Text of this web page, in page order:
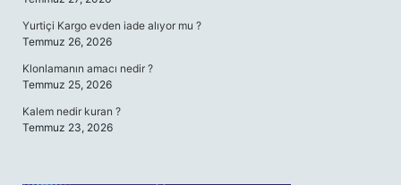
Yurtiçi Kargo evden iade alıyor mu ?
Temmuz 26, 2026
Klonlamanın amacı nedir ?
Temmuz 25, 2026
Kalem nedir kuran ?
Temmuz 23, 2026